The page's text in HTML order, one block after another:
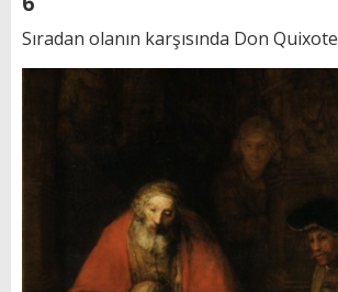
Sıradan olanın karşısında Don Quixote